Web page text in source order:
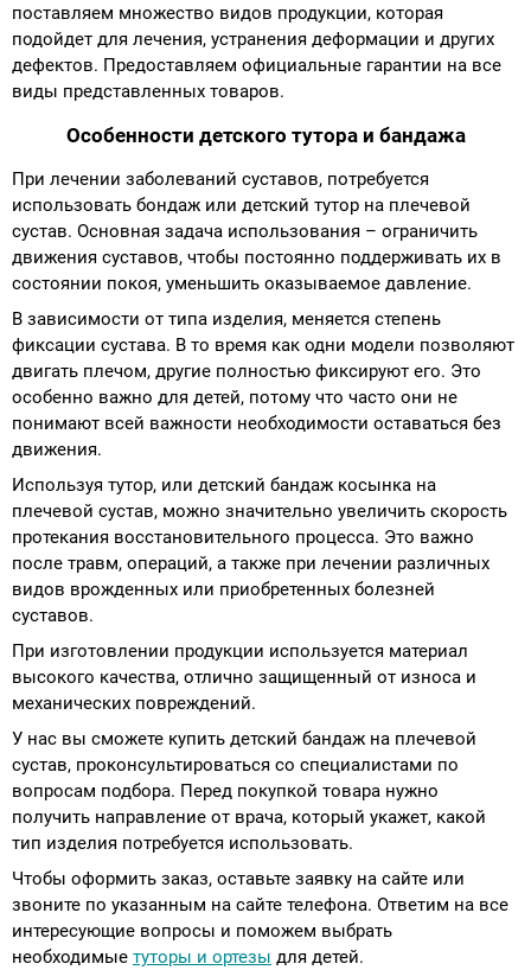
поставляем множество видов продукции, которая
подойдет для лечения, устранения деформации и других
дефектов. Предоставляем официальные гарантии на все
виды представленных товаров.
Особенности детского тутора и бандажа
При лечении заболеваний суставов, потребуется
использовать бондаж или детский тутор на плечевой
сустав. Основная задача использования – ограничить
движения суставов, чтобы постоянно поддерживать их в
состоянии покоя, уменьшить оказываемое давление.
В зависимости от типа изделия, меняется степень
фиксации сустава. В то время как одни модели позволяют
двигать плечом, другие полностью фиксируют его. Это
особенно важно для детей, потому что часто они не
понимают всей важности необходимости оставаться без
движения.
Используя тутор, или детский бандаж косынка на
плечевой сустав, можно значительно увеличить скорость
протекания восстановительного процесса. Это важно
после травм, операций, а также при лечении различных
видов врожденных или приобретенных болезней
суставов.
При изготовлении продукции используется материал
высокого качества, отлично защищенный от износа и
механических повреждений.
У нас вы сможете купить детский бандаж на плечевой
сустав, проконсультироваться со специалистами по
вопросам подбора. Перед покупкой товара нужно
получить направление от врача, который укажет, какой
тип изделия потребуется использовать.
Чтобы оформить заказ, оставьте заявку на сайте или
звоните по указанным на сайте телефона. Ответим на все
интересующие вопросы и поможем выбрать
необходимые туторы и ортезы для детей.
Аппараты на суставы
Санитарные приспособления для
инвалидов
Противопролежневые матрасы, подушки
ОПОРЫ, ВЕРТИКАЛИЗАТОРЫ, Оборудование
для ЛФК
Одежда ортопедическая (адаптивная) для
инвалидов
Индивидуальное изготовление